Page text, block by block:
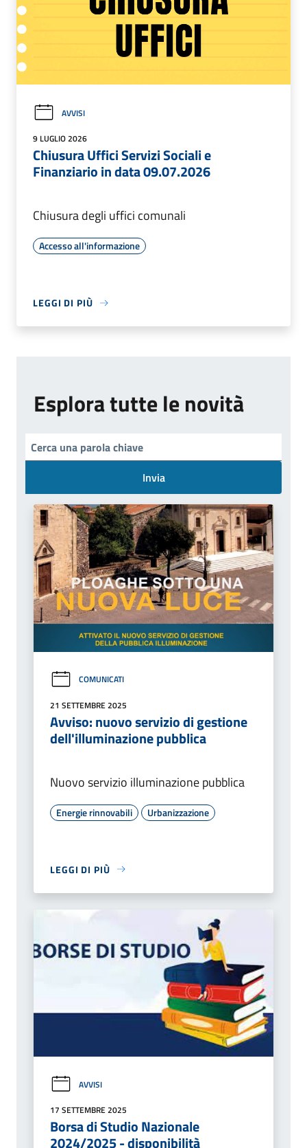
AVVISI
9 LUGLIO 2026
Chiusura Uffici Servizi Sociali e
Finanziario in data 09.07.2026
Chiusura degli uffici comunali
Accesso all'informazione
LEGGI DI PIÙ
Esplora tutte le novità
Invia
COMUNICATI
21 SETTEMBRE 2025
Avviso: nuovo servizio di gestione
dell'illuminazione pubblica
Nuovo servizio illuminazione pubblica
Energie rinnovabili Urbanizzazione
LEGGI DI PIÙ
AVVISI
17 SETTEMBRE 2025
Borsa di Studio Nazionale
2024/2025 - disponibilità